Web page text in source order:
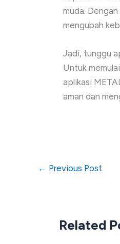
muda.
mengubah
Jadi, tunggu
Untuk
aplikasi
aman dan
← Previous Post
Related